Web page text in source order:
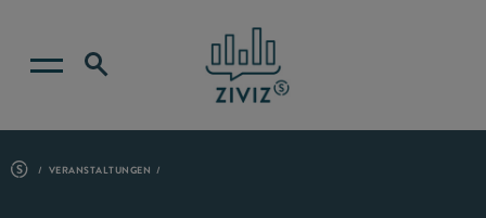
VERANSTALTUNGEN